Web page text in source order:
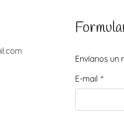
Envíanos un
E-mail *